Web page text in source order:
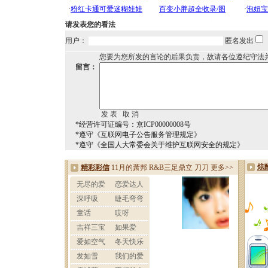
请发表您的看法
用户：
匿名发出
您要为您所发的言论的后果负责，故请各位遵纪守法
留言：
*经营许可证编号：京ICP00000008号
*遵守《互联网电子公告服务管理规定》
*遵守《全国人大常委会关于维护互联网安全的规定》